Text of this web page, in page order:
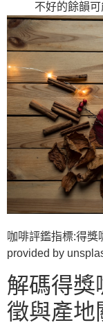
不好的餘韻
咖啡評鑑指標:得
provided by
解碼得獎
徵與產地